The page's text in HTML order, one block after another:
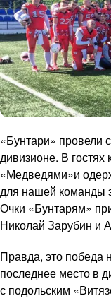
«Бунтари» провели
дивизионе. В гостях
«Медведями»и
для нашей команды
Очки «Бунтарям»
Николай Зарубин и
Правда, это победа
последнее место в
с подольским